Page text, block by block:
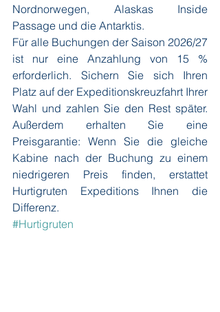
Nordnorwegen, Alaskas Inside
Passage und die Antarktis.
Für alle Buchungen der Saison 2026/27
ist nur eine Anzahlung von 15 %
erforderlich. Sichern Sie sich Ihren
Platz auf der Expeditionskreuzfahrt Ihrer
Wahl und zahlen Sie den Rest später.
Außerdem erhalten Sie eine
Preisgarantie: Wenn Sie die gleiche
Kabine nach der Buchung zu einem
niedrigeren Preis finden, erstattet
Hurtigruten Expeditions Ihnen die
Differenz.
#Hurtigruten